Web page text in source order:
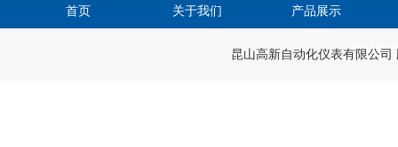
首页 关于我们 产品展示
在线留
昆山高新自动化仪表有限公